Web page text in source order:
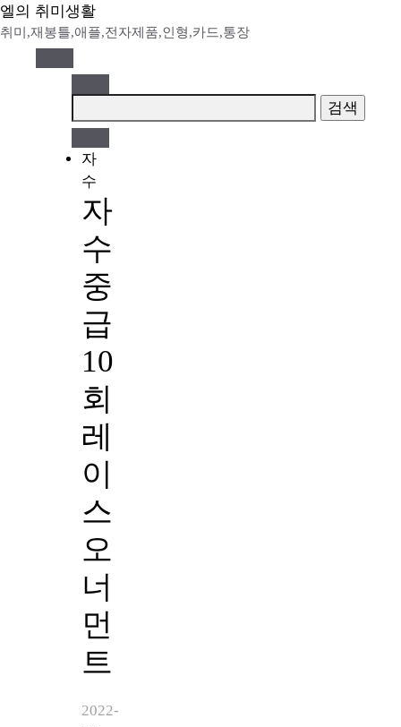
Skip
to
엘의 취미생활
취미,재봉틀,애플,전자제품,인형,카드,통장
색:
자
수
자
수
중
급
10
회
레
이
스
오
너
먼
트
2022-